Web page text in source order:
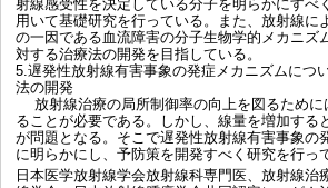
射線感受性を決定している分子を明らかにすべ
用いて基礎研究を行っている。また、放射線に
の一因である血流障害の分子生物学的メカニズ
対する治療法の開発を目指している。
5.遅発性放射線有害事象の発症メカニズムにつ
法の開発
放射線治療の局所制御率の向上を図るために
ることが必要である。しかし、線量を増加する
が問題となる。そこで遅発性放射線有害事象の
に明らかにし、予防策を開発すべく研究を行っ
日本医学放射線学会放射線科専門医、放射線治